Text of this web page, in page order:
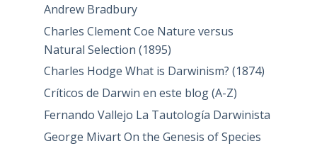
Andrew Bradbury
Charles Clement Coe Nature versus
Natural Selection (1895)
Charles Hodge What is Darwinism? (1874)
Críticos de Darwin en este blog (A-Z)
Fernando Vallejo La Tautología Darwinista
George Mivart On the Genesis of Species